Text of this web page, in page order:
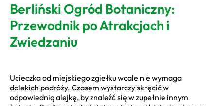
Berliński Ogród Botaniczny:
Przewodnik po Atrakcjach i
Zwiedzaniu
Ucieczka od miejskiego zgiełku wcale nie wymaga
dalekich podróży. Czasem wystarczy skręcić w
odpowiednią alejkę, by znaleźć się w zupełnie innym